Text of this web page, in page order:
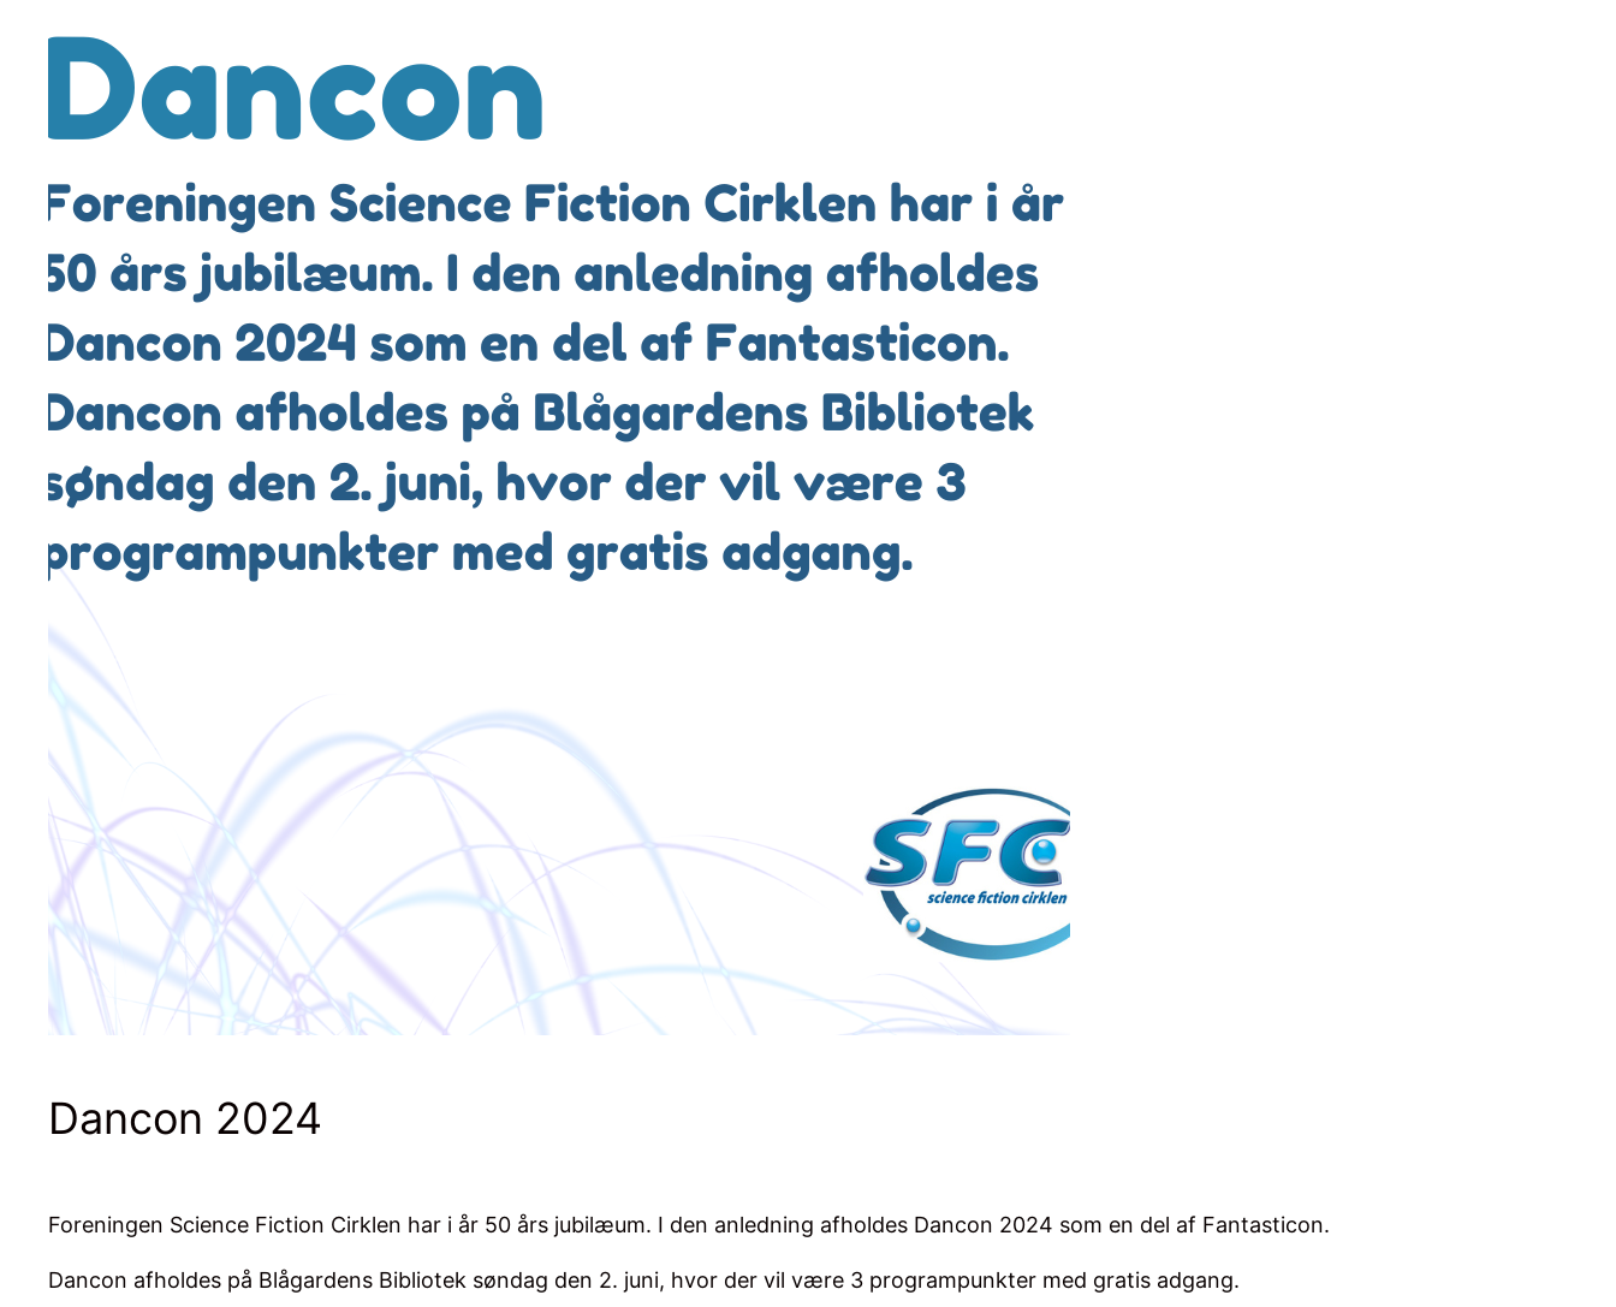
Dancon 2024
Foreningen Science Fiction Cirklen har i år 50 års jubilæum. I den anledning afholdes Dancon 2024 som en del af Fantasticon.
Dancon afholdes på Blågardens Bibliotek søndag den 2. juni, hvor der vil være 3 programpunkter med gratis adgang.